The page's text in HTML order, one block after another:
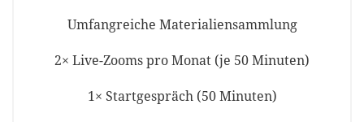
Umfangreiche Materialiensammlung
2× Live-Zooms pro Monat (je 50 Minuten)
1× Startgespräch (50 Minuten)